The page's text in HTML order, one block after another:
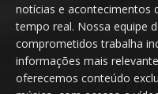
notícias e acontecimentos
tempo real. Nossa equipe
comprometidos trabalha
informações mais
oferecemos conteúdo